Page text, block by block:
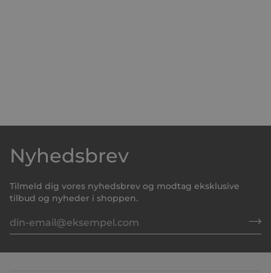
Nyhedsbrev
Tilmeld dig vores nyhedsbrev og modtag eksklusive
tilbud og nyheder i shoppen.